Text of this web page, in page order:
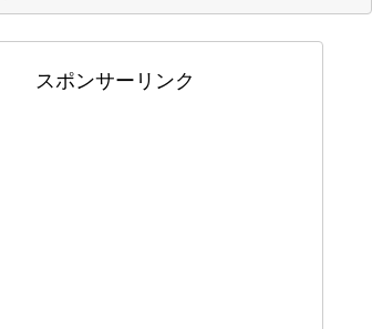
スポンサーリンク